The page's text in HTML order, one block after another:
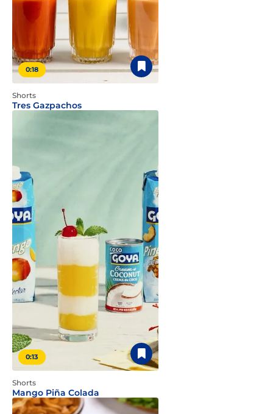
0:18
Shorts
Tres Gazpachos
0:13
Shorts
Mango Piña Colada